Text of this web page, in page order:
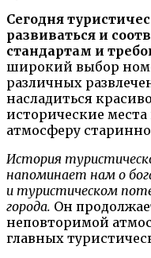
Сегодня
развиваться и
стандартам и
широкий выбор
различных
насладиться
исторические
атмосферу
История
напоминает нам о
и туристическом
города. Он
неповторимой
главных